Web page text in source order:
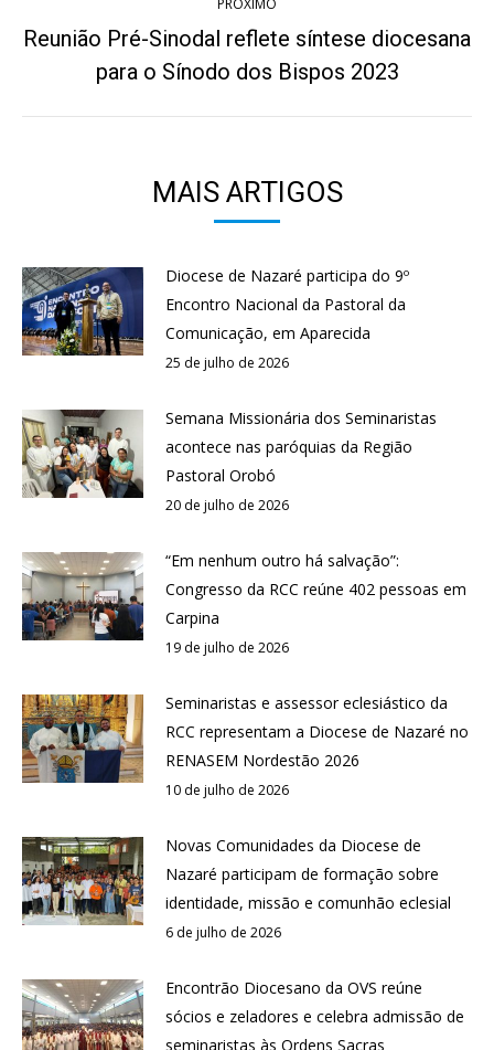
Próximo
post:
Reunião Pré-Sinodal reflete síntese diocesana
para o Sínodo dos Bispos 2023
MAIS ARTIGOS
Diocese de Nazaré participa do 9º
Encontro Nacional da Pastoral da
Comunicação, em Aparecida
25 de julho de 2026
Semana Missionária dos Seminaristas
acontece nas paróquias da Região
Pastoral Orobó
20 de julho de 2026
“Em nenhum outro há salvação”:
Congresso da RCC reúne 402 pessoas em
Carpina
19 de julho de 2026
Seminaristas e assessor eclesiástico da
RCC representam a Diocese de Nazaré no
RENASEM Nordestão 2026
10 de julho de 2026
Novas Comunidades da Diocese de
Nazaré participam de formação sobre
identidade, missão e comunhão eclesial
6 de julho de 2026
Encontrão Diocesano da OVS reúne
sócios e zeladores e celebra admissão de
seminaristas às Ordens Sacras